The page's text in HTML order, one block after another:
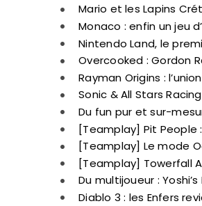
Mario et les Lapins
Monaco : enfin un jeu
Nintendo Land, le
Overcooked : Gordon
Rayman Origins :
Sonic & All Stars
Du fun pur et sur-
[Teamplay] Pit People
[Teamplay] Le mode
[Teamplay] Towerfall
Du multijoueur :
Diablo 3 : les Enfers